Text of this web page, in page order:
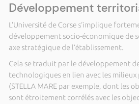
Développement
L’Université de Corse s’implique
développement socio-économique de
axe stratégique de l’établissement.
Cela se traduit par le développement
technologiques en lien avec les
(STELLA MARE par exemple, dont les
sont étroitement corrélés avec les